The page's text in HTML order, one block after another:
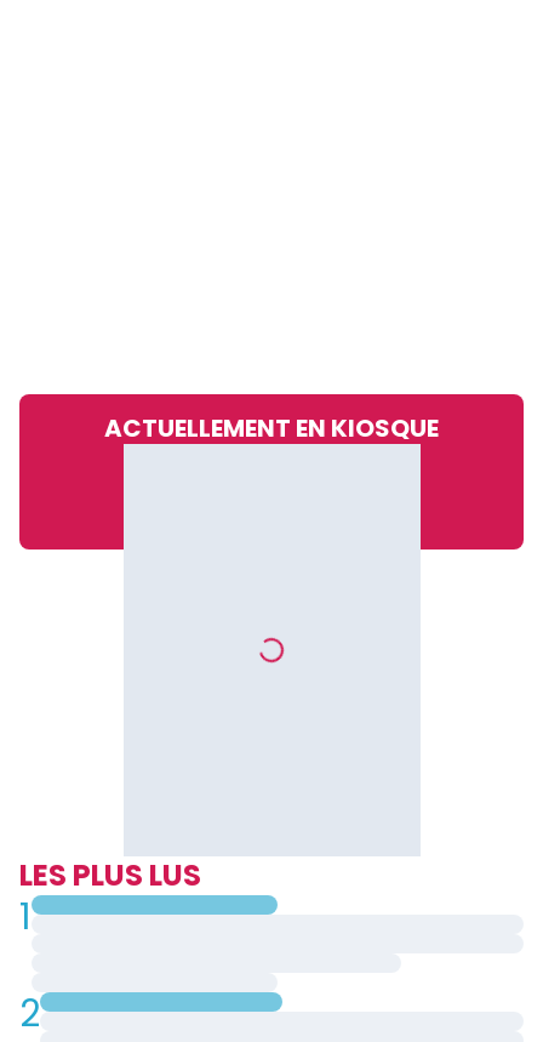
ACTUELLEMENT EN KIOSQUE
LES PLUS LUS
1
2